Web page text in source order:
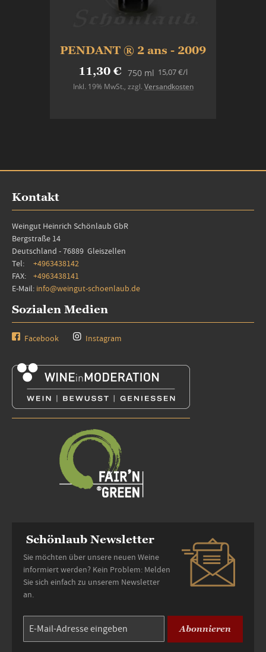
PENDANT ® 2 ans - 2009
11,30 € 750 ml
Inkl. 19% MwSt., zzgl. Versandkosten
15,07 €/l
Kontakt
Weingut Heinrich Schönlaub GbR
Bergstraße 14
Deutschland - 76889 Gleiszellen
Tel: +4963438142
FAX: +4963438141
E-Mail: info@weingut-schoenlaub.de
Sozialen Medien
Facebook Instagram
Schönlaub Newsletter
Sie möchten über unsere neuen Weine
informiert werden? Kein Problem: Melden
Sie sich einfach zu unserem Newsletter
an.
Abonnieren